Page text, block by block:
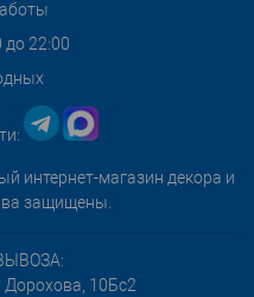
интернет-магазин декора и
защищены.
Дорохова, 10Бс2
до 22:00